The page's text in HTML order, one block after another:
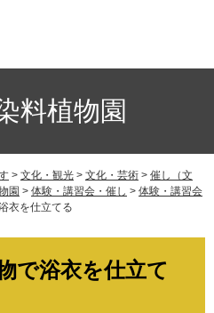
料植物園
> 文化・観光 > 文化・芸術 > 催し（文
園 > 体験・講習会・催し > 体験・講習会
衣を仕立てる
で浴衣を仕立て